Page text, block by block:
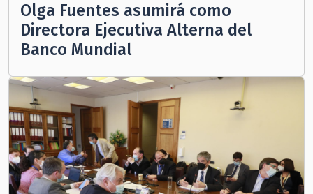
Olga Fuentes asumirá como
Directora Ejecutiva Alterna del
Banco Mundial